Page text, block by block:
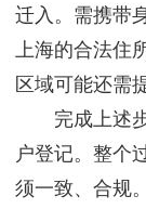
迁入。需携带
上海的合法住
区域可能还需
完成上述步
户登记。整个
须一致、合规。